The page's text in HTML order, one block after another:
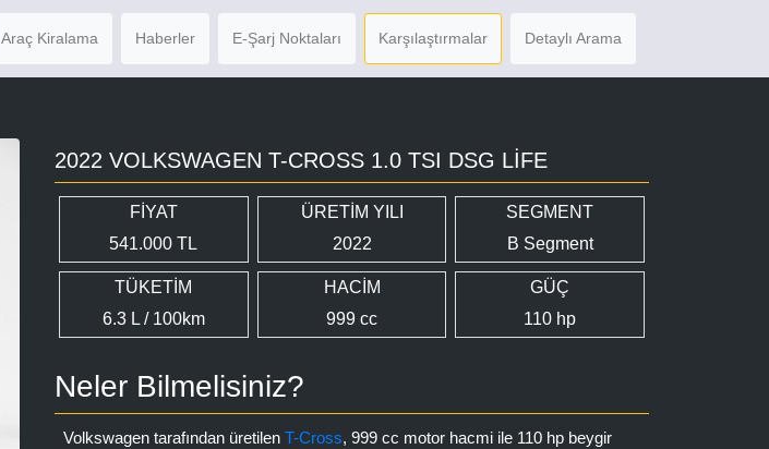
Araç Kiralama Haberler E-Şarj Noktaları Karşılaştırmalar Detaylı Arama
2022 VOLKSWAGEN T-CROSS 1.0 TSI DSG LIFE
FİYAT
541.000 TL
ÜRETİM YILI
2022
SEGMENT
B Segment
TÜKETİM
6.3 L / 100km
HACİM
999 cc
GÜÇ
110 hp
Neler Bilmelisiniz?
Volkswagen tarafından üretilen T-Cross, 999 cc motor hacmi ile 110 hp beygir